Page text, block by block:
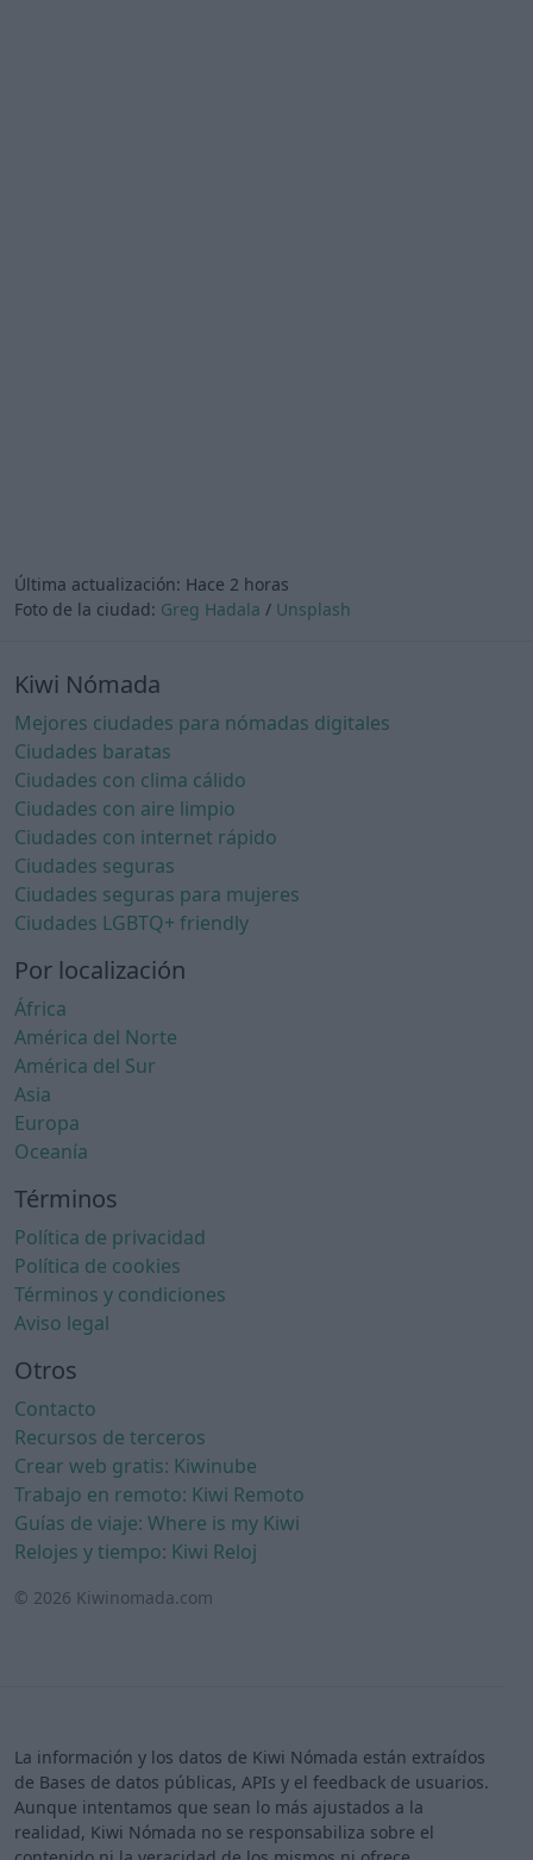
Última actualización: Hace 2 horas
Foto de la ciudad: Greg Hadala / Unsplash
Kiwi Nómada
Mejores ciudades para nómadas digitales
Ciudades baratas
Ciudades con clima cálido
Ciudades con aire limpio
Ciudades con internet rápido
Ciudades seguras
Ciudades seguras para mujeres
Ciudades LGBTQ+ friendly
Por localización
África
América del Norte
América del Sur
Asia
Europa
Oceanía
Términos
Política de privacidad
Política de cookies
Términos y condiciones
Aviso legal
Otros
Contacto
Recursos de terceros
Crear web gratis: Kiwinube
Trabajo en remoto: Kiwi Remoto
Guías de viaje: Where is my Kiwi
Relojes y tiempo: Kiwi Reloj
© 2026 Kiwinomada.com
La información y los datos de Kiwi Nómada están extraídos
de Bases de datos públicas, APIs y el feedback de usuarios.
Aunque intentamos que sean lo más ajustados a la
realidad, Kiwi Nómada no se responsabiliza sobre el